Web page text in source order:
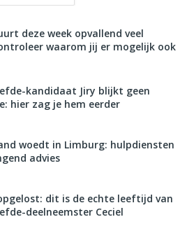
deze week opvallend veel
waarom jij er mogelijk ook
kandidaat Jiry blijkt geen
hier zag je hem eerder
woedt in Limburg: hulpdiensten
advies
dit is de echte leeftijd van
deelneemster Ceciel